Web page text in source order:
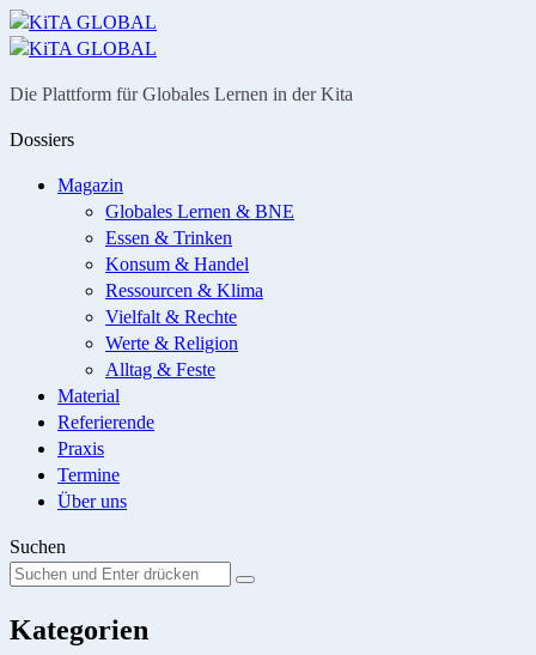
Menü
Suche
Die Plattform für Globales Lernen in der Kita
Dossiers
Magazin
Globales Lernen & BNE
Essen & Trinken
Konsum & Handel
Ressourcen & Klima
Vielfalt & Rechte
Werte & Religion
Alltag & Feste
Material
Referierende
Praxis
Termine
Über uns
Suchen
Suchen
nach:
Suche
Kategorien